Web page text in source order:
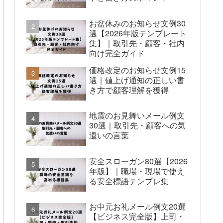
お盆休みのお知らせ文例30
選【2026年版テンプレート
集】｜取引先・顧客・社内
向け完全ガイド
価格改定のお知らせ文例15
選｜値上げ通知の正しい書
き方で顧客理解を獲得
地震のお見舞いメール例文
30選｜取引先・顧客への気
遣いの言葉
安全スローガン80選【2026
年版】｜職場・現場で使え
る安全標語テンプレ集
お中元お礼メール例文20選
【ビジネス完全版】上司・